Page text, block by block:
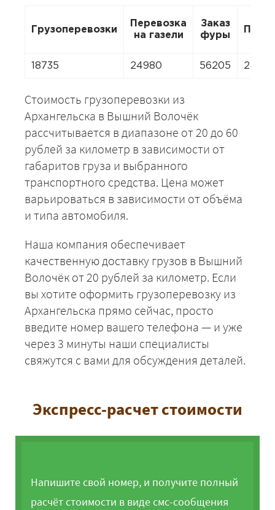
Грузоперевозки
Перевозка
на газели
Заказ
фуры
18735 24980 56205 24980
Стоимость грузоперевозки из
Архангельска в Вышний Волочёк
рассчитывается в диапазоне от 20 до 60
рублей за километр в зависимости от
габаритов груза и выбранного
транспортного средства. Цена может
варьироваться в зависимости от объёма
и типа автомобиля.
Наша компания обеспечивает
качественную доставку грузов в Вышний
Волочёк от 20 рублей за километр. Если
вы хотите оформить грузоперевозку из
Архангельска прямо сейчас, просто
введите номер вашего телефона — и уже
через 3 минуты наши специалисты
свяжутся с вами для обсуждения деталей.
Экспресс-расчет стоимости
Напишите свой номер, и получите полный
расчёт стоимости в виде смс-сообщения